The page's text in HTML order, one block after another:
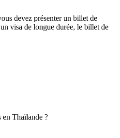
devez présenter un billet de
visa de longue durée, le billet de
en Thaïlande ?